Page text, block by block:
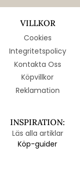
VILLKOR
Cookies
Integritetspolicy
Kontakta Oss
Köpvillkor
Reklamation
INSPIRATION:
Läs alla artiklar
Köp-guider